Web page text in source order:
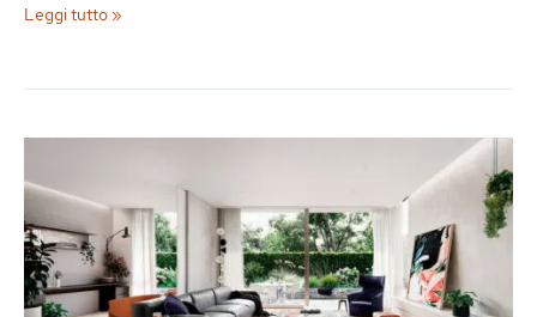
Come
un
Leggi tutto »